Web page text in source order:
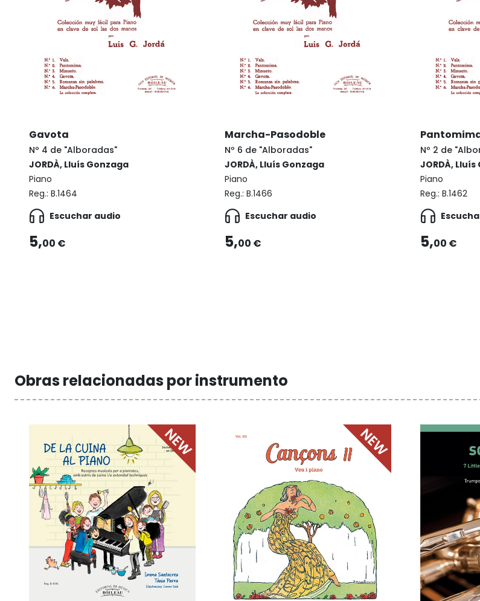
Gavota
Nº 4 de "Alboradas"
JORDÀ, Lluís Gonzaga
Piano
Reg.: B.1464
Escuchar audio
5,00 €
Marcha-Pasodoble
Nº 6 de "Alboradas"
JORDÀ, Lluís Gonzaga
Piano
Reg.: B.1466
Escuchar audio
5,00 €
Nº 2 de
JORDÀ,
Piano
Reg.: B.1462
5,00 €
Obras relacionadas por instrumento